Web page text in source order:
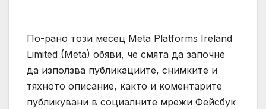
По-рано този месец Meta Platforms Ireland
Limited (Meta) обяви, че смята да започне
да използва публикациите, снимките и
тяхното описание, както и коментарите
публикувани в социалните мрежи Фейсбук